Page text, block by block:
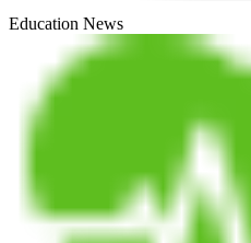
Education News